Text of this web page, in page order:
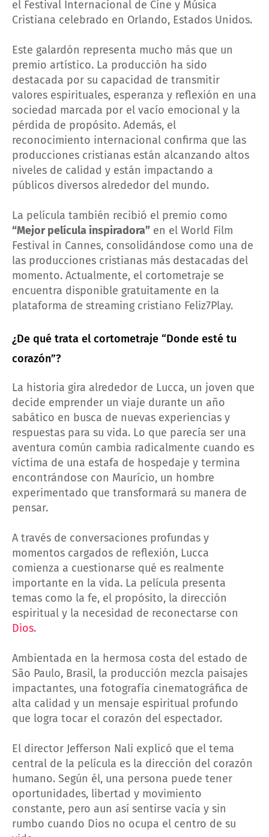
el Festival Internacional de Cine y Música
Cristiana celebrado en Orlando, Estados Unidos.
Este galardón representa mucho más que un
premio artístico. La producción ha sido
destacada por su capacidad de transmitir
valores espirituales, esperanza y reflexión en una
sociedad marcada por el vacío emocional y la
pérdida de propósito. Además, el
reconocimiento internacional confirma que las
producciones cristianas están alcanzando altos
niveles de calidad y están impactando a
públicos diversos alrededor del mundo.
La película también recibió el premio como
“Mejor película inspiradora” en el World Film
Festival in Cannes, consolidándose como una de
las producciones cristianas más destacadas del
momento. Actualmente, el cortometraje se
encuentra disponible gratuitamente en la
plataforma de streaming cristiano Feliz7Play.
¿De qué trata el cortometraje “Donde esté tu
corazón”?
La historia gira alrededor de Lucca, un joven que
decide emprender un viaje durante un año
sabático en busca de nuevas experiencias y
respuestas para su vida. Lo que parecía ser una
aventura común cambia radicalmente cuando es
víctima de una estafa de hospedaje y termina
encontrándose con Maurício, un hombre
experimentado que transformará su manera de
pensar.
A través de conversaciones profundas y
momentos cargados de reflexión, Lucca
comienza a cuestionarse qué es realmente
importante en la vida. La película presenta
temas como la fe, el propósito, la dirección
espiritual y la necesidad de reconectarse con
Dios.
Ambientada en la hermosa costa del estado de
São Paulo, Brasil, la producción mezcla paisajes
impactantes, una fotografía cinematográfica de
alta calidad y un mensaje espiritual profundo
que logra tocar el corazón del espectador.
El director Jefferson Nali explicó que el tema
central de la película es la dirección del corazón
humano. Según él, una persona puede tener
oportunidades, libertad y movimiento
constante, pero aun así sentirse vacía y sin
rumbo cuando Dios no ocupa el centro de su